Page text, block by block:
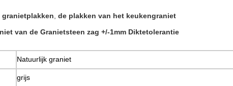
de plakken van het keukengraniet
van de Granietsteen zag +/-1mm Diktetolerantie
Natuurlijk graniet
grijs